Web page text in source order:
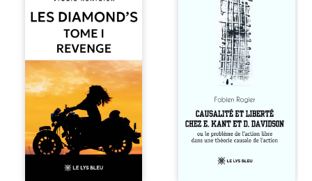
Diamond’s, un clan
de motards aussi
réputé et respecté
que redouté dans
tout le pays. Rien
ne la prédestinait
à cette vie, mais
les épreuves ont
forgé une femme
dure, inaccessible
et résolue à ne
jamais dévoiler
ses faiblesses,
jusqu’à ce que le
chacun de nos
actes s’inscrit
dans une chaîne
de causes ? À
travers une
confrontation
entre les pensées
d’Emmanuel Kant
et de Donald
Davidson, cet
essai explore les
liens entre libre
déterminisme